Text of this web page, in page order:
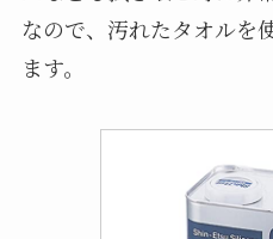
なので、汚れたタオルを
ます。